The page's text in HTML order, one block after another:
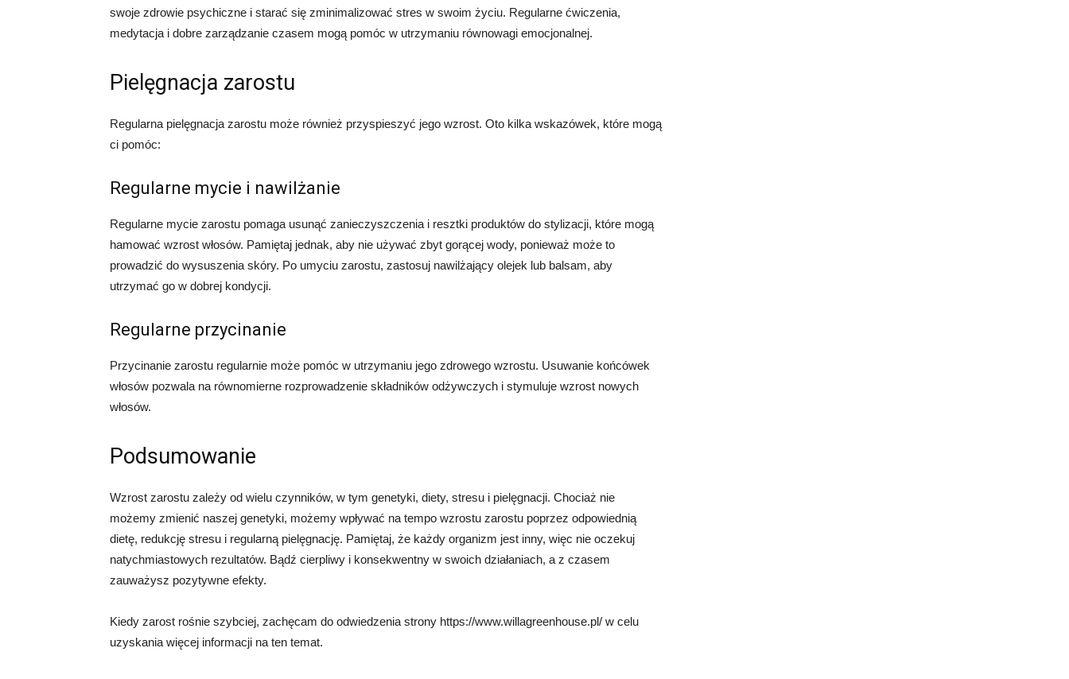
swoje zdrowie psychiczne i starać się zminimalizować stres w swoim życiu. Regularne ćwiczenia,
medytacja i dobre zarządzanie czasem mogą pomóc w utrzymaniu równowagi emocjonalnej.
Pielęgnacja zarostu
Regularna pielęgnacja zarostu może również przyspieszyć jego wzrost. Oto kilka wskazówek, które mogą
ci pomóc:
Regularne mycie i nawilżanie
Regularne mycie zarostu pomaga usunąć zanieczyszczenia i resztki produktów do stylizacji, które mogą
hamować wzrost włosów. Pamiętaj jednak, aby nie używać zbyt gorącej wody, ponieważ może to
prowadzić do wysuszenia skóry. Po umyciu zarostu, zastosuj nawilżający olejek lub balsam, aby
utrzymać go w dobrej kondycji.
Regularne przycinanie
Przycinanie zarostu regularnie może pomóc w utrzymaniu jego zdrowego wzrostu. Usuwanie końcówek
włosów pozwala na równomierne rozprowadzenie składników odżywczych i stymuluje wzrost nowych
włosów.
Podsumowanie
Wzrost zarostu zależy od wielu czynników, w tym genetyki, diety, stresu i pielęgnacji. Chociaż nie
możemy zmienić naszej genetyki, możemy wpływać na tempo wzrostu zarostu poprzez odpowiednią
dietę, redukcję stresu i regularną pielęgnację. Pamiętaj, że każdy organizm jest inny, więc nie oczekuj
natychmiastowych rezultatów. Bądź cierpliwy i konsekwentny w swoich działaniach, a z czasem
zauważysz pozytywne efekty.
Kiedy zarost rośnie szybciej, zachęcam do odwiedzenia strony https://www.willagreenhouse.pl/ w celu
uzyskania więcej informacji na ten temat.